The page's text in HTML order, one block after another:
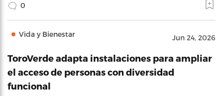
0
Vida y Bienestar Jun 24, 2026
ToroVerde adapta instalaciones para ampliar
el acceso de personas con diversidad
funcional